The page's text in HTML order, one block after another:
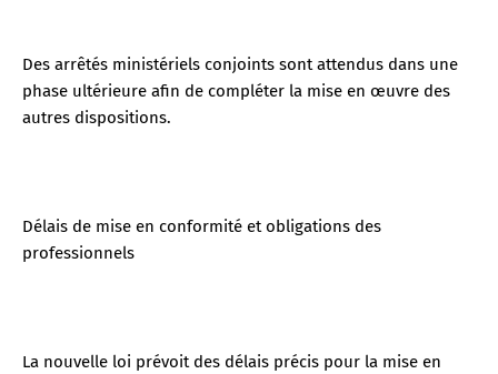
Des arrêtés ministériels conjoints sont attendus dans une
phase ultérieure afin de compléter la mise en œuvre des
autres dispositions.
Délais de mise en conformité et obligations des
professionnels
La nouvelle loi prévoit des délais précis pour la mise en